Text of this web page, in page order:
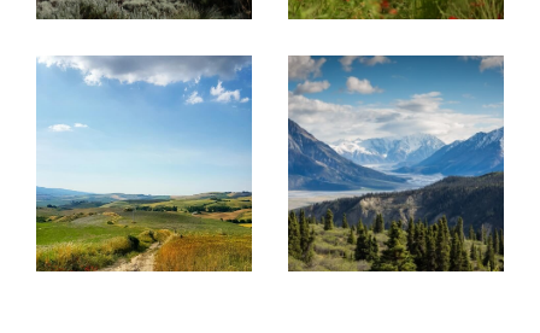
Acheter ou vendre un bien
Ce réseau a été créé pour
aider des
propriétaires à vendre leurs biens
immobiliers à une clientèle française mais
aussi internationaleet inversement pouraider
la clientèle étrangère à trouver le bien de
leurs rêves en France.